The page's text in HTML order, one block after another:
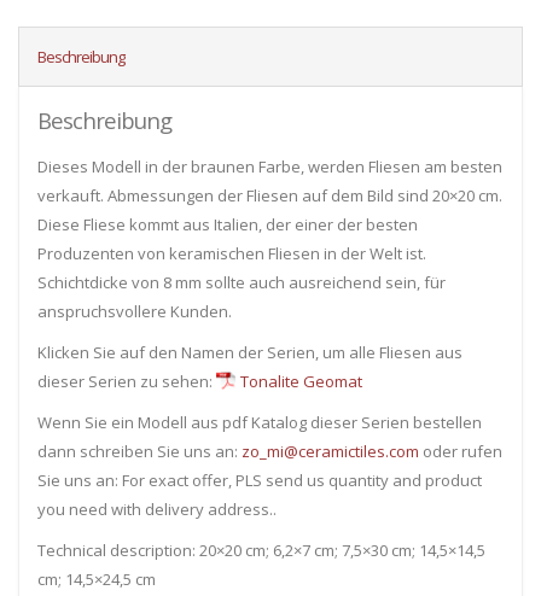
Beschreibung
Beschreibung
Dieses Modell in der braunen Farbe, werden Fliesen am besten
verkauft. Abmessungen der Fliesen auf dem Bild sind 20×20 cm.
Diese Fliese kommt aus Italien, der einer der besten
Produzenten von keramischen Fliesen in der Welt ist.
Schichtdicke von 8 mm sollte auch ausreichend sein, für
anspruchsvollere Kunden.
Klicken Sie auf den Namen der Serien, um alle Fliesen ​​aus
dieser Serien zu sehen:
Tonalite Geomat
Wenn Sie ein Modell aus pdf Katalog dieser Serien bestellen
dann schreiben Sie uns an: zo_mi@ceramictiles.com oder rufen
Sie uns an: For exact offer, PLS send us quantity and product
you need with delivery address..
Technical description: 20×20 cm; 6,2×7 cm; 7,5×30 cm; 14,5×14,5
cm; 14,5×24,5 cm